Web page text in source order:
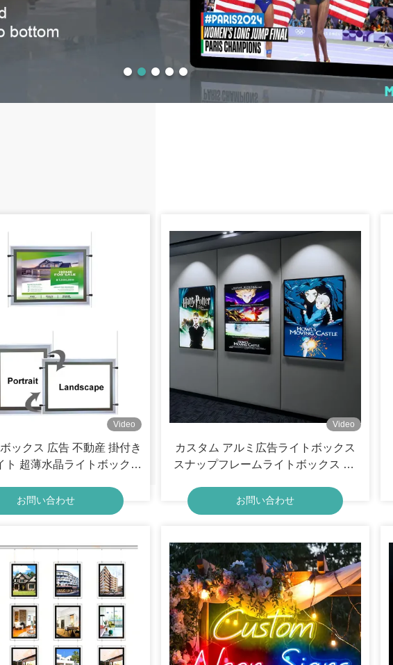
Video
ックス 広告 不動産 掛付き
ト 超薄水晶ライトボックス
お問い合わせ
Video
カスタム アルミ広告ライトボックス
スナップフレームライトボックス A4
お問い合わせ